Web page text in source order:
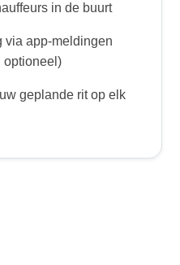
in de buurt
via app-meldingen
optioneel)
geplande rit op elk